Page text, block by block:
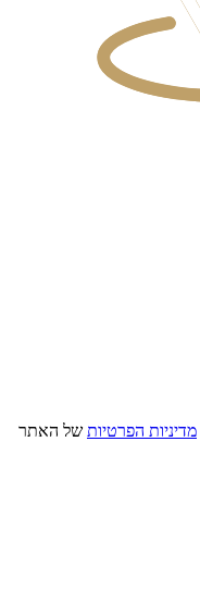
מדיניות הפרטיות של האתר